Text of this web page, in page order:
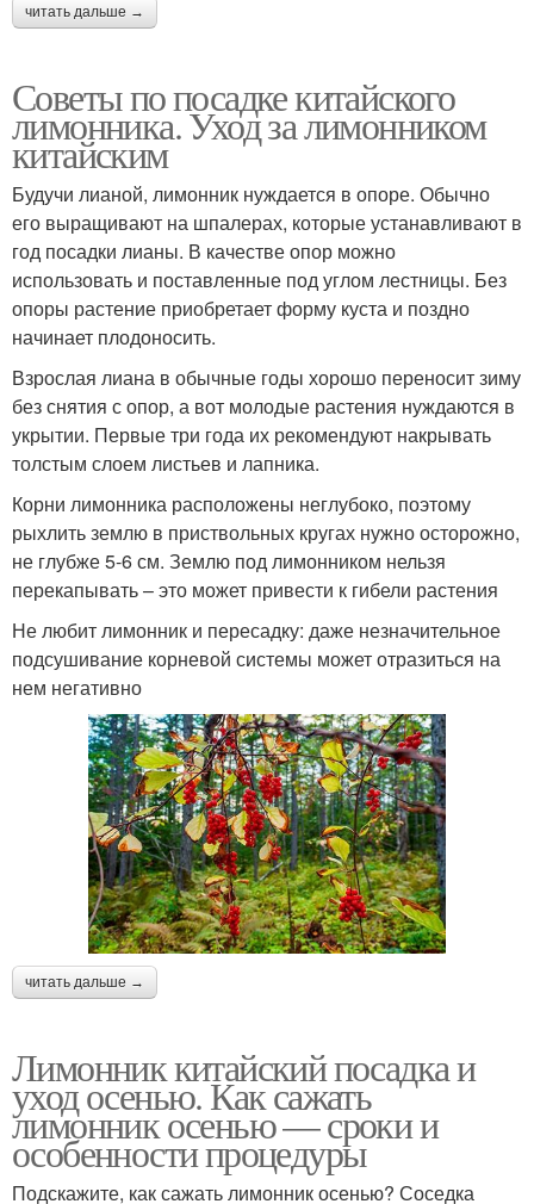
читать дальше →
Советы по посадке китайского
лимонника. Уход за лимонником
китайским
Будучи лианой, лимонник нуждается в опоре. Обычно
его выращивают на шпалерах, которые устанавливают в
год посадки лианы. В качестве опор можно
использовать и поставленные под углом лестницы. Без
опоры растение приобретает форму куста и поздно
начинает плодоносить.
Взрослая лиана в обычные годы хорошо переносит зиму
без снятия с опор, а вот молодые растения нуждаются в
укрытии. Первые три года их рекомендуют накрывать
толстым слоем листьев и лапника.
Корни лимонника расположены неглубоко, поэтому
рыхлить землю в приствольных кругах нужно осторожно,
не глубже 5-6 см. Землю под лимонником нельзя
перекапывать – это может привести к гибели растения
Не любит лимонник и пересадку: даже незначительное
подсушивание корневой системы может отразиться на
нем негативно
читать дальше →
Лимонник китайский посадка и
уход осенью. Как сажать
лимонник осенью — сроки и
особенности процедуры
Подскажите, как сажать лимонник осенью? Соседка